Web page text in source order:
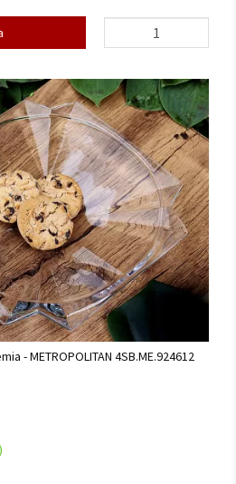
- METROPOLITAN 4SB.ME.924612